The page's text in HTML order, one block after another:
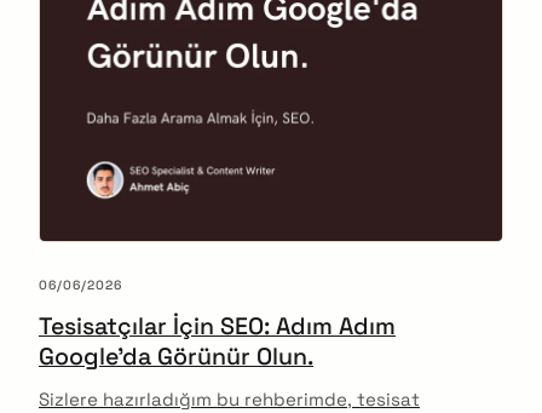
06/06/2026
Tesisatçılar İçin SEO: Adım Adım
Google’da Görünür Olun.
Sizlere hazırladığım bu rehberimde, tesisat